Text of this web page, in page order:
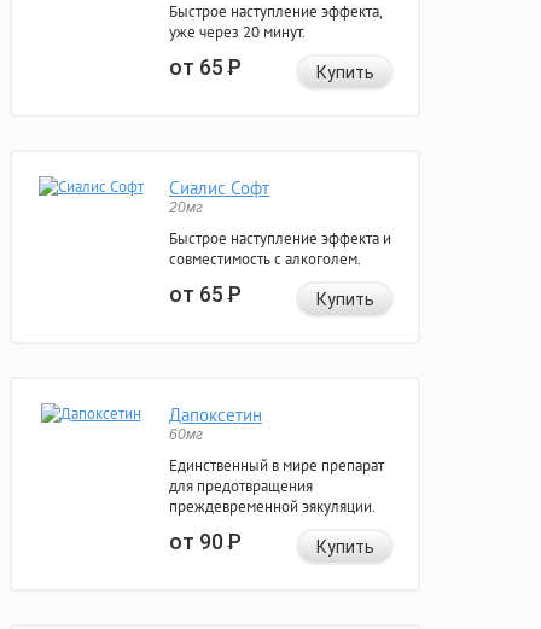
Быстрое наступление эффекта,
уже через 20 минут.
от 65Р Купить
Сиалис Софт
20мг
Быстрое наступление эффекта и
совместимость с алкоголем.
от 65Р Купить
Дапоксетин
60мг
Единственный в мире препарат
для предотвращения
преждевременной эякуляции.
от 90Р Купить